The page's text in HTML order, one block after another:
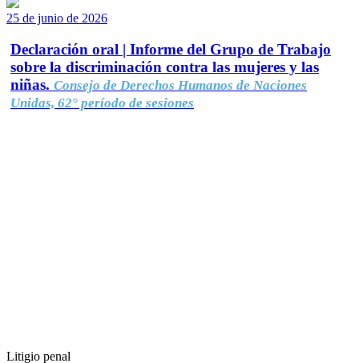
25 de junio de 2026
Declaración oral | Informe del Grupo de Trabajo
sobre la discriminación contra las mujeres y las
niñas. Consejo de Derechos Humanos de Naciones
Unidas, 62° período de sesiones
Litigio penal